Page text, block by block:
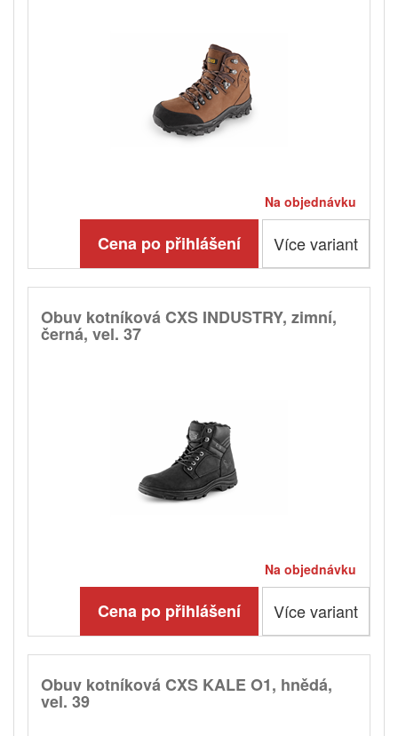
Na objednávku
Cena po přihlášení Více variant
Obuv kotníková CXS INDUSTRY, zimní,
černá, vel. 37
Na objednávku
Cena po přihlášení Více variant
Obuv kotníková CXS KALE O1, hnědá,
vel. 39